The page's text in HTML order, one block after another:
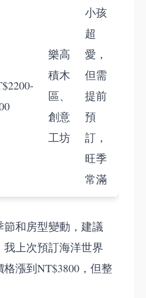
樂高
積木
區、
創意
工坊
小孩
超
愛，
但需
提前
預
訂，
旺季
常滿
和房型變動，建議
上次預訂海洋世界
漲到NT$3800，但整